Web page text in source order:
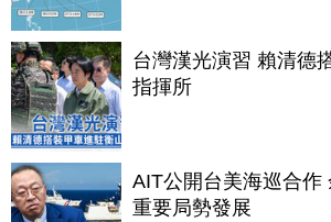
台灣漢光演習 賴清德
指揮所
AIT公開台美海巡合作
重要局勢發展